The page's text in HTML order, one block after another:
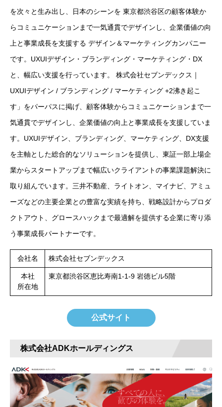
を次々と生み出し、日本のシーンを 東京都渋谷区の顧客体験か
らコミュニケーションまで一気通貫でデザインし、企業価値の向
上と事業成長を支援する デザイン＆マーケティングカンパニー
です。UXUIデザイン・ブランディング・マーケティング・DX
と、幅広い支援を行っています。 株式会社セブンデックス｜
UXUIデザイン / ブランディング / マーケティング +2沸き起こ
す」をパーパスに掲げ、顧客体験からコミュニケーションまで一
気通貫でデザインし、企業価値の向上と事業成長を支援していま
す。UXUIデザイン、ブランディング、マーケティング、DX支援
を主軸とした総合的なソリューションを提供し、東証一部上場企
業からスタートアップまで幅広いクライアントの事業課題解決に
取り組んでいます。三井不動産、ライトオン、マイナビ、アミュ
ーズなどの主要企業との豊富な実績を持ち、戦略設計からプロダ
クトアウト、グロースハックまで最適解を提供する企業に寄り添
う事業成長パートナーです。
会社名 株式会社セブンデックス
本社
所在地
東京都渋谷区恵比寿南1-1-9 岩徳ビル5階
公式サイト
株式会社ADKホールディングス